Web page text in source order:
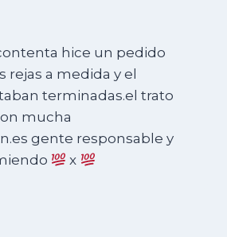
hice un pedido
rejas a medida y el
terminadas.el trato
mucha
gente responsable y
x